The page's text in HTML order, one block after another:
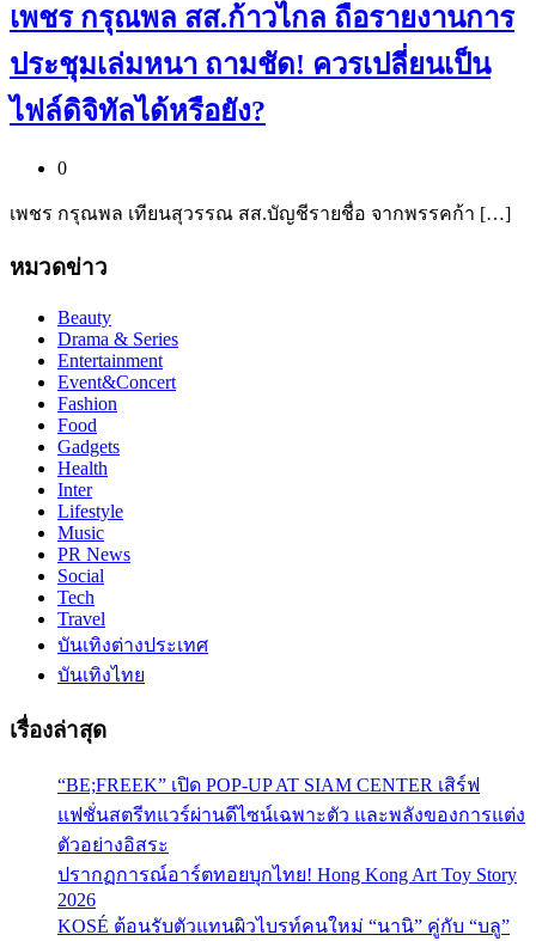
เพชร กรุณพล สส.ก้าวไกล ถือรายงานการ
ประชุมเล่มหนา ถามชัด! ควรเปลี่ยนเป็น
ไฟล์ดิจิทัลได้หรือยัง?
0
เพชร กรุณพล เทียนสุวรรณ สส.บัญชีรายชื่อ จากพรรคก้า […]
หมวดข่าว
Beauty
Drama & Series
Entertainment
Event&Concert
Fashion
Food
Gadgets
Health
Inter
Lifestyle
Music
PR News
Social
Tech
Travel
บันเทิงต่างประเทศ
บันเทิงไทย
เรื่องล่าสุด
“BE;FREEK” เปิด POP-UP AT SIAM CENTER เสิร์ฟ
แฟชั่นสตรีทแวร์ผ่านดีไซน์เฉพาะตัว และพลังของการแต่ง
ตัวอย่างอิสระ
ปรากฏการณ์อาร์ตทอยบุกไทย! Hong Kong Art Toy Story
2026
KOSÉ ต้อนรับตัวแทนผิวไบรท์คนใหม่ “นานิ” คู่กับ “บลู”